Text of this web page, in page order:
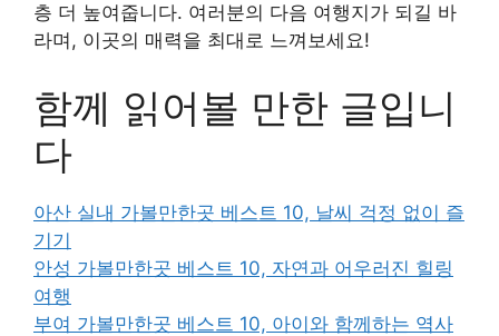
층 더 높여줍니다. 여러분의 다음 여행지가 되길 바
라며, 이곳의 매력을 최대로 느껴보세요!
함께 읽어볼 만한 글입니
다
아산 실내 가볼만한곳 베스트 10, 날씨 걱정 없이 즐
기기
안성 가볼만한곳 베스트 10, 자연과 어우러진 힐링
여행
부여 가볼만한곳 베스트 10, 아이와 함께하는 역사